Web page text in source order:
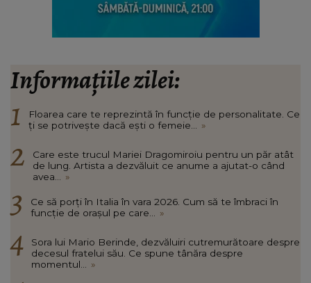
Informațiile zilei:
Floarea care te reprezintă în funcție de personalitate. Ce
ți se potrivește dacă ești o femeie...
»
Care este trucul Mariei Dragomiroiu pentru un păr atât
de lung. Artista a dezvăluit ce anume a ajutat-o când
avea...
»
Ce să porți în Italia în vara 2026. Cum să te îmbraci în
funcție de orașul pe care...
»
Sora lui Mario Berinde, dezvăluiri cutremurătoare despre
decesul fratelui său. Ce spune tânăra despre
momentul...
»